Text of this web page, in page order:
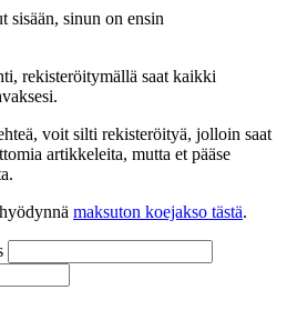
sisään, sinun on ensin
rekisteröitymällä saat kaikki
voit silti rekisteröityä, jolloin saat
artikkeleita, mutta et pääse
maksuton koejakso tästä.